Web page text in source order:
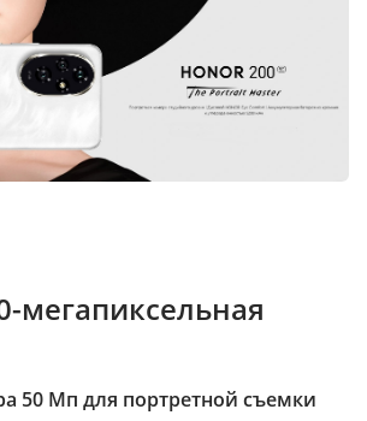
мегапиксельная
50 Мп для портретной съемки